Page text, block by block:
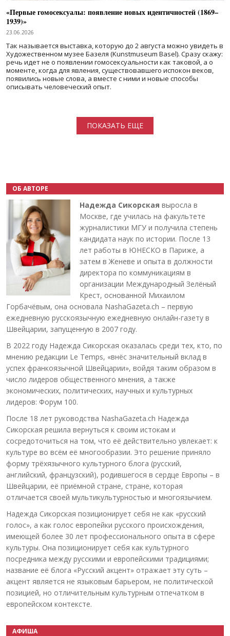
«Первые гомосексуалы: появление новых идентичностей (1869–
1939)»
23.06.2026
Так называется выставка, которую до 2 августа можно увидеть в
Художественном музее Базеля (Kunstmuseum Basel). Сразу скажу:
речь идет не о появлении гомосексуальности как таковой, а о
моменте, когда для явления, существовавшего испокон веков,
появились новые слова, а вместе с ними и новые способы
описывать человеческий опыт.
ПОКАЗАТЬ ЕЩЕ
ОБ АВТОРЕ
Надежда Сикорская выросла в
Москве, где училась на факультете
журналистики МГУ и получила степень
кандидата наук по истории. После 13
лет работы в ЮНЕСКО в Париже, а
затем в Женеве и опыта в должности
директора по коммуникациям в
организации Международный Зелёный
Крест, основанной Михаилом
Горбачёвым, она основала NashaGazeta.ch – первую
ежедневную русскоязычную ежедневную онлайн-газету в
Швейцарии, запущенную в 2007 году.
В 2022 году Надежда Сикорская оказалась среди тех, кто, по
мнению редакции Le Temps, «внёс значительный вклад в
успех франкоязычной Швейцарии», войдя таким образом в
число лидеров общественного мнения, а также
экономических, политических, научных и культурных
лидеров: Форум 100.
После 18 лет руководства NashaGazeta.ch Надежда
Сикорская решила вернуться к своим истокам и
сосредоточиться на том, что её действительно увлекает: к
культуре во всём её многообразии. Это решение приняло
форму трёхязычного культурного блога (русский,
английский, французский), родившегося в сердце Европы – в
Швейцарии, её приёмной стране, стране, которая
отличается своей мультикультурностью и многоязычием.
Надежда Сикорская позиционирует себя не как «русский
голос», а как голос европейки русского происхождения,
имеющей более 30 лет профессионального опыта в сфере
культуры. Она позиционирует себя как культурного
посредника между русскими и европейскими традициями;
название её блога «Русский акцент» отражает эту суть –
акцент является не языковым барьером, не политической
позицией, но отличительным культурным отпечатком в
европейском контексте.
АФИША